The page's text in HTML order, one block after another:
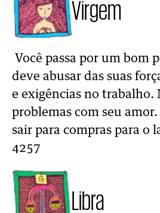
Virgem
Você passa por um bom
deve abusar das suas
e exigências no trabalho.
problemas com seu
sair para compras para o
4257
Libra